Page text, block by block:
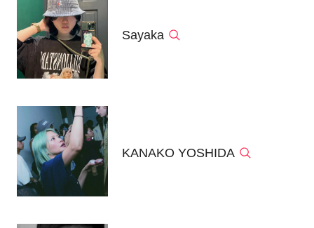
Sayaka
KANAKO YOSHIDA